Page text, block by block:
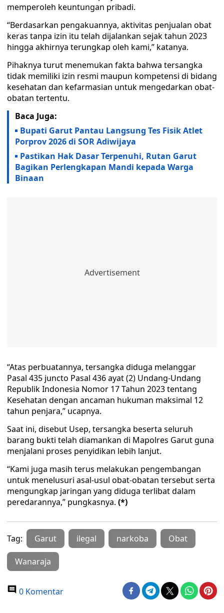
memperoleh keuntungan pribadi.
“Berdasarkan pengakuannya, aktivitas penjualan obat
keras tanpa izin itu telah dijalankan sejak tahun 2023
hingga akhirnya terungkap oleh kami,” katanya.
Pihaknya turut menemukan fakta bahwa tersangka
tidak memiliki izin resmi maupun kompetensi di bidang
kesehatan dan kefarmasian untuk mengedarkan obat-
obatan tertentu.
Baca Juga:
Bupati Garut Pantau Langsung Tes Fisik Atlet
Porprov 2026 di SOR Adiwijaya
Pastikan Hak Dasar Terpenuhi, Rutan Garut
Bagikan Perlengkapan Mandi kepada Warga
Binaan
“Atas perbuatannya, tersangka diduga melanggar
Pasal 435 juncto Pasal 436 ayat (2) Undang-Undang
Republik Indonesia Nomor 17 Tahun 2023 tentang
Kesehatan dengan ancaman hukuman maksimal 12
tahun penjara,” ucapnya.
Saat ini, disebut Usep, tersangka beserta seluruh
barang bukti telah diamankan di Mapolres Garut guna
menjalani proses penyidikan lebih lanjut.
“Kami juga masih terus melakukan pengembangan
untuk menelusuri asal-usul obat-obatan tersebut serta
mengungkap jaringan yang diduga terlibat dalam
peredarannya,” pungkasnya. (*)
Tag: Garut ilegal narkoba Obat
Wanaraja
0 Komentar